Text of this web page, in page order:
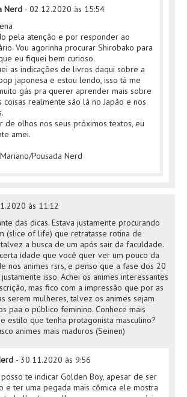
Nerd - 02.12.2020 às 15:54
pela atenção e por responder ao
Vou agorinha procurar Shirobako para
eu fiquei bem curioso.
as indicações de livros daqui sobre a
japonesa e estou lendo, isso tá me
gás pra querer aprender mais sobre
coisas realmente são lá no Japão e nos
de olhos nos seus próximos textos, eu
amei.
Pousada Nerd
às 11:12
das dicas. Estava justamente procurando
(slice of life) que retratasse rotina de
a busca de um após sair da faculdade.
idade que você quer ver um pouco da
nos animes rsrs, e penso que a fase dos 20
isso. Achei os animes interessantes
mas fico com a impressão que por as
serem mulheres, talvez os animes sejam
paa o público feminino. Conhece mais
estilo que tenha protagonista masculino?
animes mais maduros (Seinen)
- 30.11.2020 às 9:56
posso te indicar Golden Boy, apesar de ser
e ter uma pegada mais cômica ele mostra